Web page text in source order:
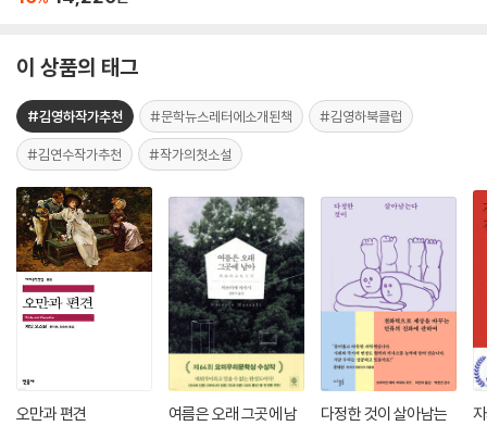
이 상품의 태그
#김영하작가추천 #문학뉴스레터에소개된책 #김영하북클럽
#김연수작가추천 #작가의첫소설
오만과 편견
여름은 오래 그곳에 남
다정한 것이 살아남는